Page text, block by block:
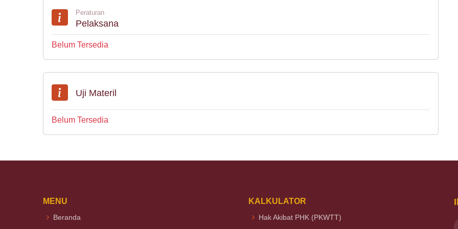
Peraturan
Pelaksana
Belum Tersedia
Uji Materil
Belum Tersedia
MENU
Beranda
KALKULATOR
Hak Akibat PHK (PKWTT)